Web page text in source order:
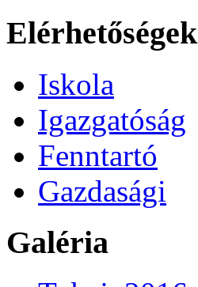
Elérhetőségek
Iskola
Igazgatóság
Fenntartó
Gazdasági
Galéria